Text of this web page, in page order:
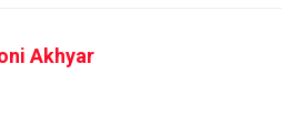
Akhyar